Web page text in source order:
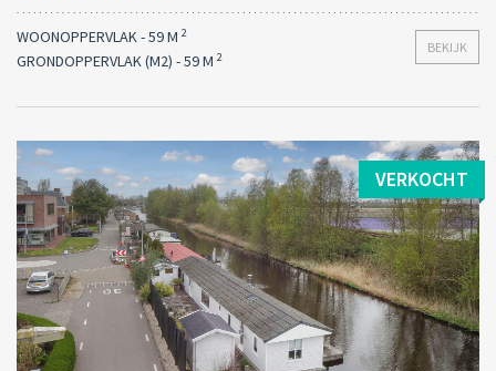
BEKIJK
WOONOPPERVLAK - 59 M 2
GRONDOPPERVLAK (M2) - 59 M 2
VERKOCHT